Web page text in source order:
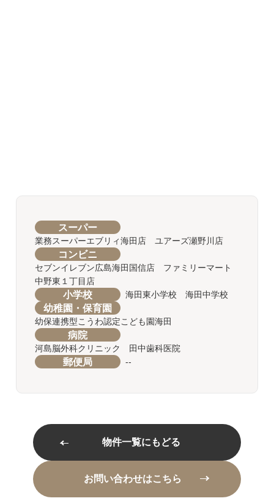
スーパー
業務スーパーエブリィ海田店 ユアーズ瀬野川店
コンビニ
セブンイレブン広島海田国信店 ファミリーマート
中野東１丁目店
小学校 海田東小学校 海田中学校
幼稚園・保育園
幼保連携型こうわ認定こども園海田
病院
河島脳外科クリニック 田中歯科医院
郵便局 --
物件一覧にもどる
お問い合わせはこちら